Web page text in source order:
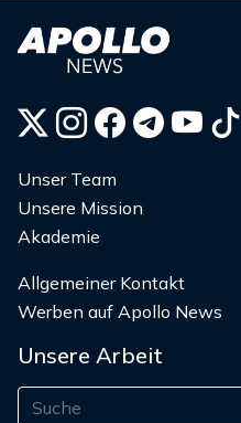
Unser Team
Unsere Mission
Akademie
Allgemeiner Kontakt
Werben auf Apollo News
Unsere Arbeit